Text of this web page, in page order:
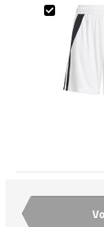
adidas Tiro 24 Training Short Kids
Aantal